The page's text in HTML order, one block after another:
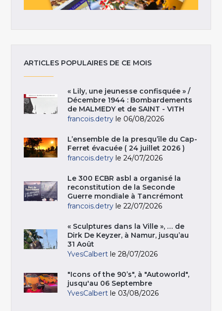
ARTICLES POPULAIRES DE CE MOIS
« Lily, une jeunesse confisquée » /
Décembre 1944 : Bombardements
de MALMEDY et de SAINT - VITH
francois.detry le 06/08/2026
L’ensemble de la presqu’île du Cap-
Ferret évacuée ( 24 juillet 2026 )
francois.detry le 24/07/2026
Le 300 ECBR asbl a organisé la
reconstitution de la Seconde
Guerre mondiale à Tancrémont
francois.detry le 22/07/2026
« Sculptures dans la Ville », … de
Dirk De Keyzer, à Namur, jusqu’au
31 Août
YvesCalbert le 28/07/2026
"Icons of the 90’s", à "Autoworld",
jusqu'au 06 Septembre
YvesCalbert le 03/08/2026